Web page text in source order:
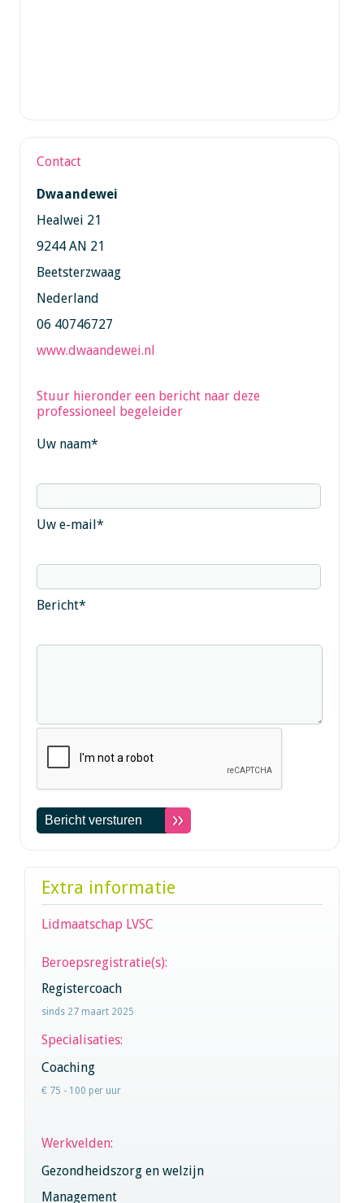
Contact
Dwaandewei
Healwei 21
9244 AN 21
Beetsterzwaag
Nederland
06 40746727
www.dwaandewei.nl
Stuur hieronder een bericht naar deze
professioneel begeleider
Uw naam*
Uw e-mail*
Bericht*
Extra informatie
Lidmaatschap LVSC
Beroepsregistratie(s):
Registercoach
sinds 27 maart 2025
Specialisaties:
Coaching
€ 75 - 100 per uur
Werkvelden:
Gezondheidszorg en welzijn
Management